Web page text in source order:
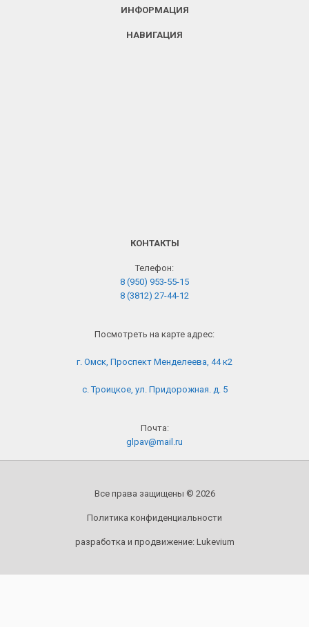
ИНФОРМАЦИЯ
НАВИГАЦИЯ
КОНТАКТЫ
Телефон:
8 (950) 953-55-15
8 (3812) 27-44-12
Посмотреть на карте адрес:
г. Омск, Проспект Менделеева, 44 к2
с. Троицкое, ул. Придорожная. д. 5
Почта:
glpav@mail.ru
Все права защищены © 2026
Политика конфиденциальности
разработка и продвижение: Lukevium